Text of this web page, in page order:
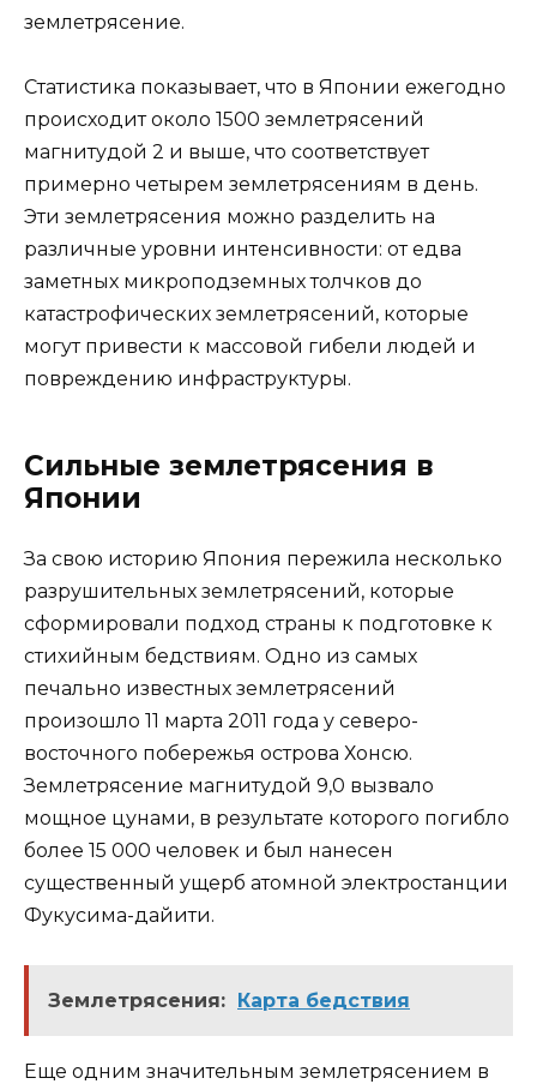
землетрясение.
Статистика показывает, что в Японии ежегодно
происходит около 1500 землетрясений
магнитудой 2 и выше, что соответствует
примерно четырем землетрясениям в день.
Эти землетрясения можно разделить на
различные уровни интенсивности: от едва
заметных микроподземных толчков до
катастрофических землетрясений, которые
могут привести к массовой гибели людей и
повреждению инфраструктуры.
Сильные землетрясения в
Японии
За свою историю Япония пережила несколько
разрушительных землетрясений, которые
сформировали подход страны к подготовке к
стихийным бедствиям. Одно из самых
печально известных землетрясений
произошло 11 марта 2011 года у северо-
восточного побережья острова Хонсю.
Землетрясение магнитудой 9,0 вызвало
мощное цунами, в результате которого погибло
более 15 000 человек и был нанесен
существенный ущерб атомной электростанции
Фукусима-дайити.
Землетрясения: Карта бедствия
Еще одним значительным землетрясением в